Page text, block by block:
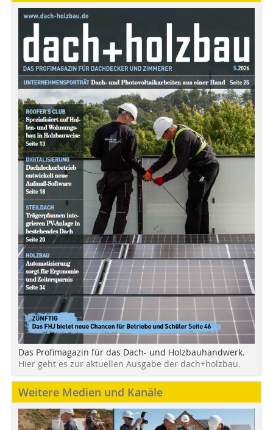
Das Profimagazin für das Dach- und Holzbauhandwerk.
Hier geht es zur aktuellen Ausgabe der dach+holzbau.
Weitere Medien und Kanäle